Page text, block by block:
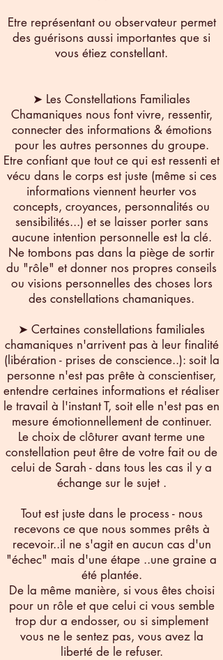
Etre représentant ou observateur permet
des guérisons aussi importantes que si
vous étiez constellant.
➤ Les Constellations Familiales
Chamaniques nous font vivre, ressentir,
connecter des informations & émotions
pour les autres personnes du groupe.
Etre confiant que tout ce qui est ressenti et
vécu dans le corps est juste (même si ces
informations viennent heurter vos
concepts, croyances, personnalités ou
sensibilités...) et se laisser porter sans
aucune intention personnelle est la clé.
Ne tombons pas dans la piège de sortir
du "rôle" et donner nos propres conseils
ou visions personnelles des choses lors
des constellations chamaniques.
➤ Certaines constellations familiales
chamaniques n'arrivent pas à leur finalité
(libération - prises de conscience..): soit la
personne n'est pas prête à conscientiser,
entendre certaines informations et réaliser
le travail à l'instant T, soit elle n'est pas en
mesure émotionnellement de continuer.
Le choix de clôturer avant terme une
constellation peut être de votre fait ou de
celui de Sarah - dans tous les cas il y a
échange sur le sujet .
Tout est juste dans le process - nous
recevons ce que nous sommes prêts à
recevoir..il ne s'agit en aucun cas d'un
"échec" mais d'une étape ..une graine a
été plantée.
De la même manière, si vous êtes choisi
pour un rôle et que celui ci vous semble
trop dur a endosser, ou si simplement
vous ne le sentez pas, vous avez la
liberté de le refuser.